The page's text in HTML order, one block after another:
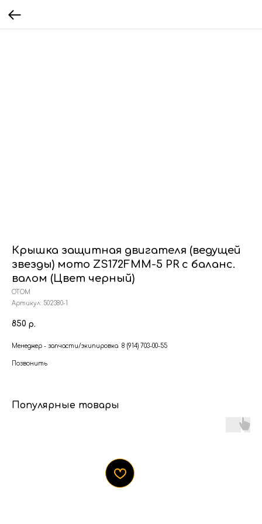
Крышка защитная двигателя (ведущей
звезды) мото ZS172FMM-5 PR с баланс.
валом (Цвет черный)
OTOM
Артикул: 502380-1
850 р.
Менеджер - запчасти/экипировка 8 (914) 703-00-55
Позвонить
Популярные товары